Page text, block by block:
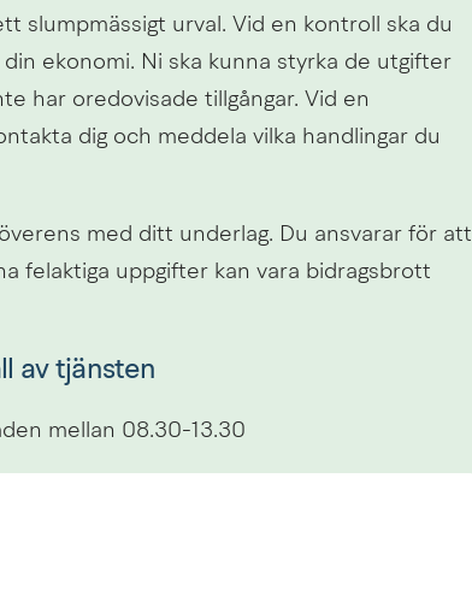
slumpmässigt urval. Vid en kontroll ska du
ekonomi. Ni ska kunna styrka de utgifter
har oredovisade tillgångar. Vid en
dig och meddela vilka handlingar du
med ditt underlag. Du ansvarar för att
felaktiga uppgifter kan vara bidragsbrott
av tjänsten
mellan 08.30-13.30